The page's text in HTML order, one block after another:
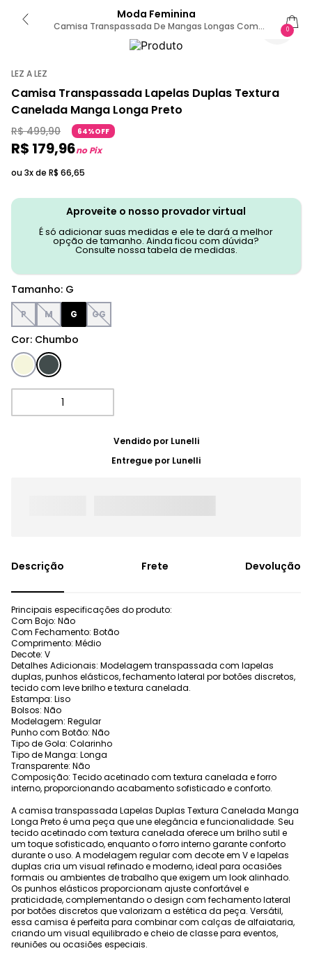
Moda Feminina
Camisa Transpassada De Mangas Longas Com
Botões G / Preto
0
LEZ A LEZ
Camisa Transpassada Lapelas Duplas Textura
Canelada Manga Longa Preto
R$ 499,90 64%OFF
R$ 179,96no Pix
ou 3x de R$ 66,65
Aproveite o nosso provador virtual
É só adicionar suas medidas e ele te dará a melhor
opção de tamanho. Ainda ficou com dúvida?
Consulte nossa tabela de medidas.
Cor: Chumbo
Tamanho: G
P M G GG
Vendido por Lunelli
Entregue por Lunelli
Frete Devolução
Principais especificações do produto:
Com Bojo: Não
Com Fechamento: Botão
Comprimento: Médio
Decote: V
Detalhes Adicionais: Modelagem transpassada com lapelas
duplas, punhos elásticos, fechamento lateral por botões discretos,
tecido com leve brilho e textura canelada.
Estampa: Liso
Bolsos: Não
Modelagem: Regular
Punho com Botão: Não
Tipo de Gola: Colarinho
Tipo de Manga: Longa
Transparente: Não
Composição: Tecido acetinado com textura canelada e forro
interno, proporcionando acabamento sofisticado e conforto.
A camisa transpassada Lapelas Duplas Textura Canelada Manga
Longa Preto é uma peça que une elegância e funcionalidade. Seu
tecido acetinado com textura canelada oferece um brilho sutil e
um toque sofisticado, enquanto o forro interno garante conforto
durante o uso. A modelagem regular com decote em V e lapelas
duplas cria um visual refinado e moderno, ideal para ocasiões
formais ou ambientes de trabalho que exigem um look alinhado.
Os punhos elásticos proporcionam ajuste confortável e
praticidade, complementando o design com fechamento lateral
por botões discretos que valorizam a estética da peça. Versátil,
essa camisa é perfeita para combinar com calças de alfaiataria,
criando um visual equilibrado e cheio de classe para eventos,
reuniões ou ocasiões especiais.